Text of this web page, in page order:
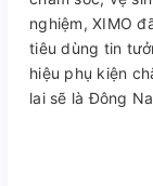
nghiệm, XIMO
tiêu dùng tin
hiệu phụ kiện
lai sẽ là Đông